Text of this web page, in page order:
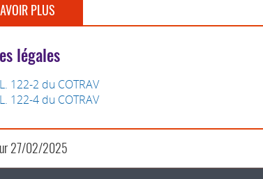
PLUS
légales
122-2 du COTRAV
122-4 du COTRAV
27/02/2025